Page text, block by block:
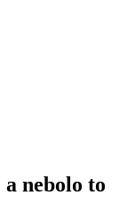
a nebolo to